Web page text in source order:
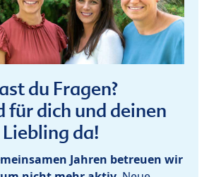
du Fragen?
für dich und deinen
Liebling da!
Jahren betreuen wir